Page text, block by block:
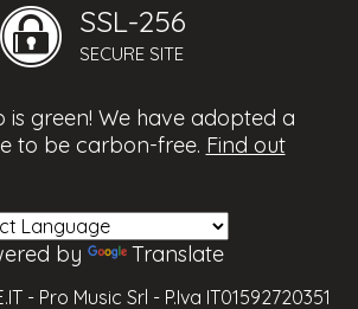
SSL-256
SECURE SITE
is green! We have adopted a
to be carbon-free. Find out
by Translate
- Pro Music Srl - P.Iva IT01592720351